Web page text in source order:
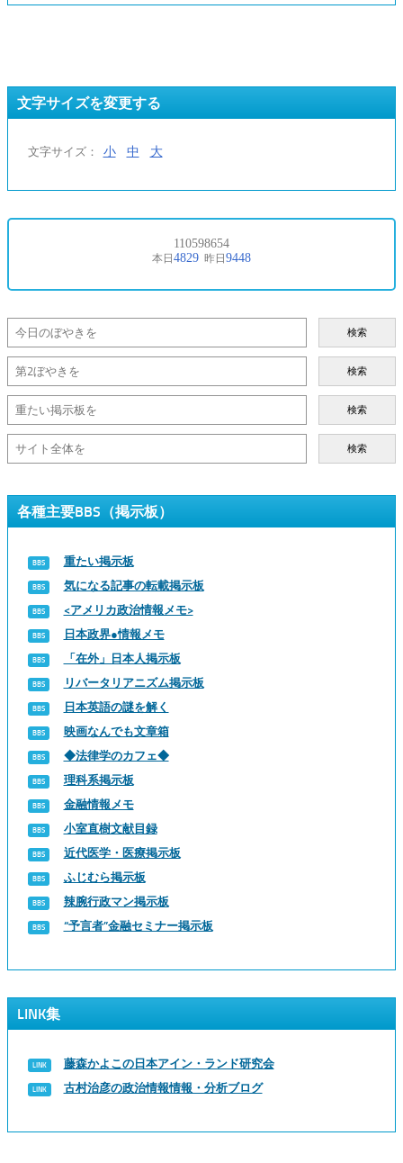
文字サイズを変更する
文字サイズ： 小 中 大
検索
検索
検索
検索
各種主要BBS（掲示板）
重たい掲示板
気になる記事の転載掲示板
<アメリカ政治情報メモ>
日本政界●情報メモ
「在外」日本人掲示板
リバータリアニズム掲示板
日本英語の謎を解く
映画なんでも文章箱
◆法律学のカフェ◆
理科系掲示板
金融情報メモ
小室直樹文献目録
近代医学・医療掲示板
ふじむら掲示板
辣腕行政マン掲示板
“予言者”金融セミナー掲示板
LINK集
藤森かよこの日本アイン・ランド研究会
古村治彦の政治情報情報・分析ブログ